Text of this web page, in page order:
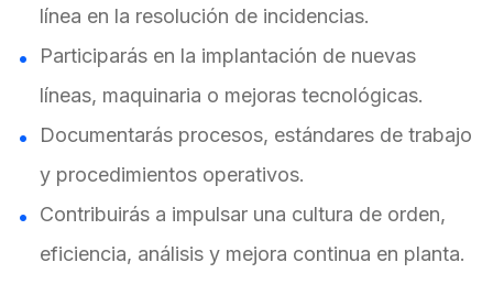
línea en la resolución de incidencias.
Participarás en la implantación de nuevas
líneas, maquinaria o mejoras tecnológicas.
Documentarás procesos, estándares de trabajo
y procedimientos operativos.
Contribuirás a impulsar una cultura de orden,
eficiencia, análisis y mejora continua en planta.